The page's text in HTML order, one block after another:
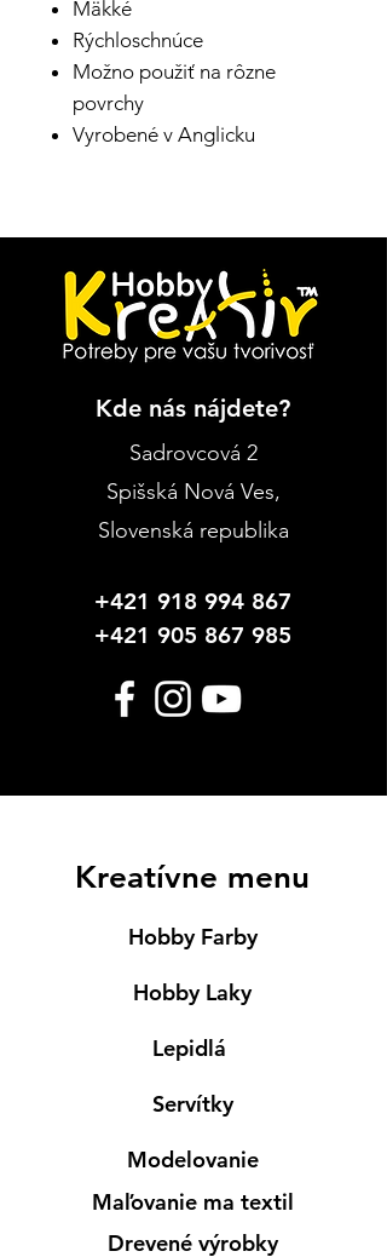
Mäkké
Rýchloschnúce
Možno použiť na rôzne
povrchy
Vyrobené v Anglicku
Kde nás nájdete?
Sadrovcová 2
Spišská Nová Ves,
Slovenská republika
+421 918 994 867
+421 905 867 985
Kreatívne menu
Hobby Farby
Hobby Laky
Lepidlá
Servítky
Modelovanie
Maľovanie ma textil
Drevené výrobky